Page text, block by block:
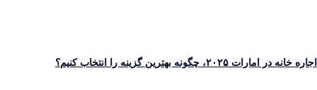
در امارات ۲۰۲۵، چگونه بهترین گزینه را انتخاب کنیم؟